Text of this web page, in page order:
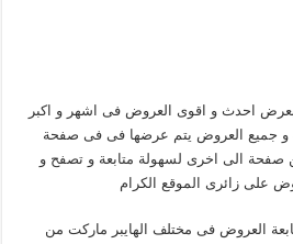
احدث و اقوى العروض فى اشهر و اكبر
و جميع العروض يتم عرضها فى فى صفحة
صفحة الى اخرى لسهولة متابعة و تصفح و
على زائرى الموقع الكرام
العروض فى مختلف الهايبر ماركت من